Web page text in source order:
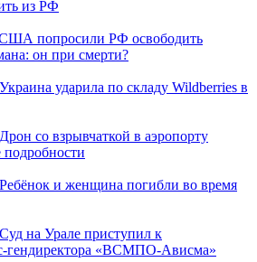
из РФ
попросили РФ освободить
он при смерти?
Украина ударила по складу Wildberries в
Дрон со взрывчаткой в аэропорту
подробности
Ребёнок и женщина погибли во время
Суд на Урале приступил к
гендиректора «ВСМПО-Ависма»